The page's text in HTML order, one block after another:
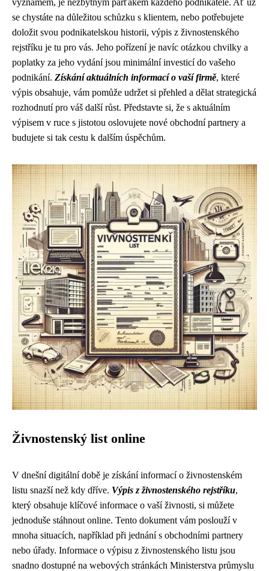
významem, je nezbytným parťákem každého podnikatele. Ať už
se chystáte na důležitou schůzku s klientem, nebo potřebujete
doložit svou podnikatelskou historii, výpis z živnostenského
rejstříku je tu pro vás. Jeho pořízení je navíc otázkou chvilky a
poplatky za jeho vydání jsou minimální investicí do vašeho
podnikání. Získání aktuálních informací o vaší firmě, které
výpis obsahuje, vám pomůže udržet si přehled a dělat strategická
rozhodnutí pro váš další růst. Představte si, že s aktuálním
výpisem v ruce s jistotou oslovujete nové obchodní partnery a
budujete si tak cestu k dalším úspěchům.
Živnostenský list online
V dnešní digitální době je získání informací o živnostenském
listu snazší než kdy dříve. Výpis z živnostenského rejstříku,
který obsahuje klíčové informace o vaší živnosti, si můžete
jednoduše stáhnout online. Tento dokument vám poslouží v
mnoha situacích, například při jednání s obchodními partnery
nebo úřady. Informace o výpisu z živnostenského listu jsou
snadno dostupné na webových stránkách Ministerstva průmyslu